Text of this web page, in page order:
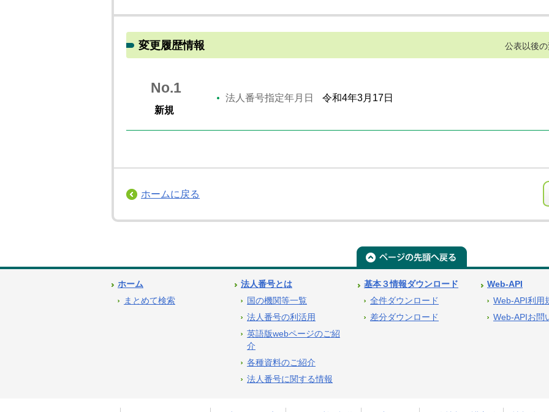
変更履歴情報 公表以後
No.1
新規
法人番号指定年月日 令和4年3月17日
ホームに戻る
ホーム
まとめて検索
法人番号とは
国の機関等一覧
法人番号の利活用
英語版webページのご紹
介
各種資料のご紹介
法人番号に関する情報
基本３情報ダウンロード
全件ダウンロード
差分ダウンロード
Web-API
Web-API利用
Web-APIお問